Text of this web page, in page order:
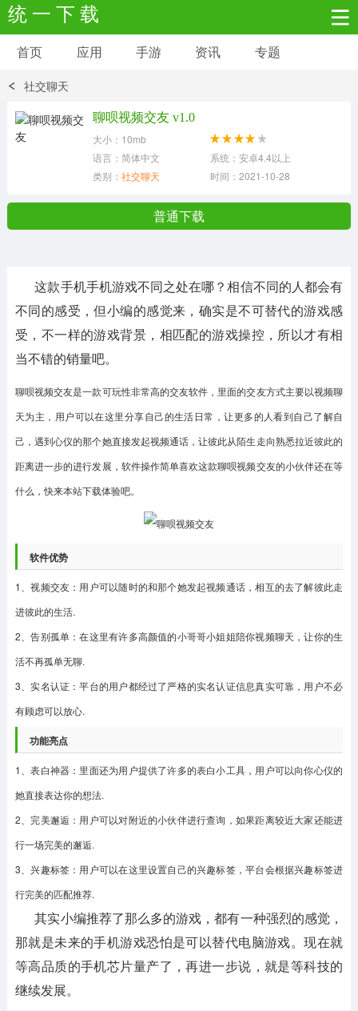
统 一 下 载
安卓应用 安卓游戏
系统工具 其它应用
首页 应用 手游 资讯 专题
社交聊天
聊呗视频交友 v1.0
大小：10mb
语言：简体中文
系统：安卓4.4以上
类别： 社交聊天 时间：2021-10-28
普通下载
这款手机手机游戏不同之处在哪？相信不同的人都会有
不同的感受，但小编的感觉来，确实是不可替代的游戏感
受，不一样的游戏背景，相匹配的游戏操控，所以才有相
当不错的销量吧。
聊呗视频交友是一款可玩性非常高的交友软件，里面的交友方式主要以视频聊
天为主，用户可以在这里分享自己的生活日常，让更多的人看到自己了解自
己，遇到心仪的那个她直接发起视频通话，让彼此从陌生走向熟悉拉近彼此的
距离进一步的进行发展，软件操作简单喜欢这款聊呗视频交友的小伙伴还在等
什么，快来本站下载体验吧。
软件优势
1、视频交友：用户可以随时的和那个她发起视频通话，相互的去了解彼此走
进彼此的生活.
2、告别孤单：在这里有许多高颜值的小哥哥小姐姐陪你视频聊天，让你的生
活不再孤单无聊.
3、实名认证：平台的用户都经过了严格的实名认证信息真实可靠，用户不必
有顾虑可以放心.
功能亮点
1、表白神器：里面还为用户提供了许多的表白小工具，用户可以向你心仪的
她直接表达你的想法.
2、完美邂逅：用户可以对附近的小伙伴进行查询，如果距离较近大家还能进
行一场完美的邂逅.
3、兴趣标签：用户可以在这里设置自己的兴趣标签，平台会根据兴趣标签进
行完美的匹配推荐.
其实小编推荐了那么多的游戏，都有一种强烈的感觉，
那就是未来的手机游戏恐怕是可以替代电脑游戏。现在就
等高品质的手机芯片量产了，再进一步说，就是等科技的
继续发展。